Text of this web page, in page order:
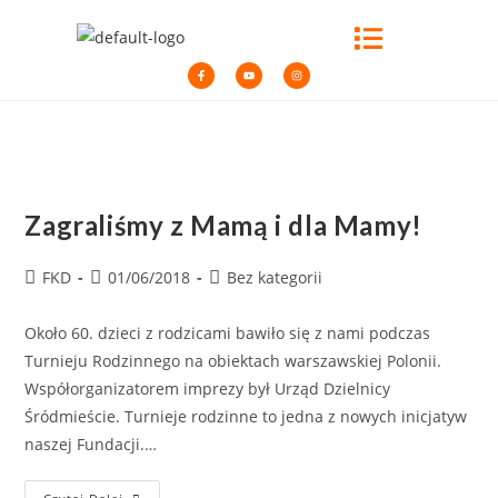
Zagraliśmy z Mamą i dla Mamy!
FKD 01/06/2018 Bez kategorii
Około 60. dzieci z rodzicami bawiło się z nami podczas
Turnieju Rodzinnego na obiektach warszawskiej Polonii.
Współorganizatorem imprezy był Urząd Dzielnicy
Śródmieście. Turnieje rodzinne to jedna z nowych inicjatyw
naszej Fundacji.…